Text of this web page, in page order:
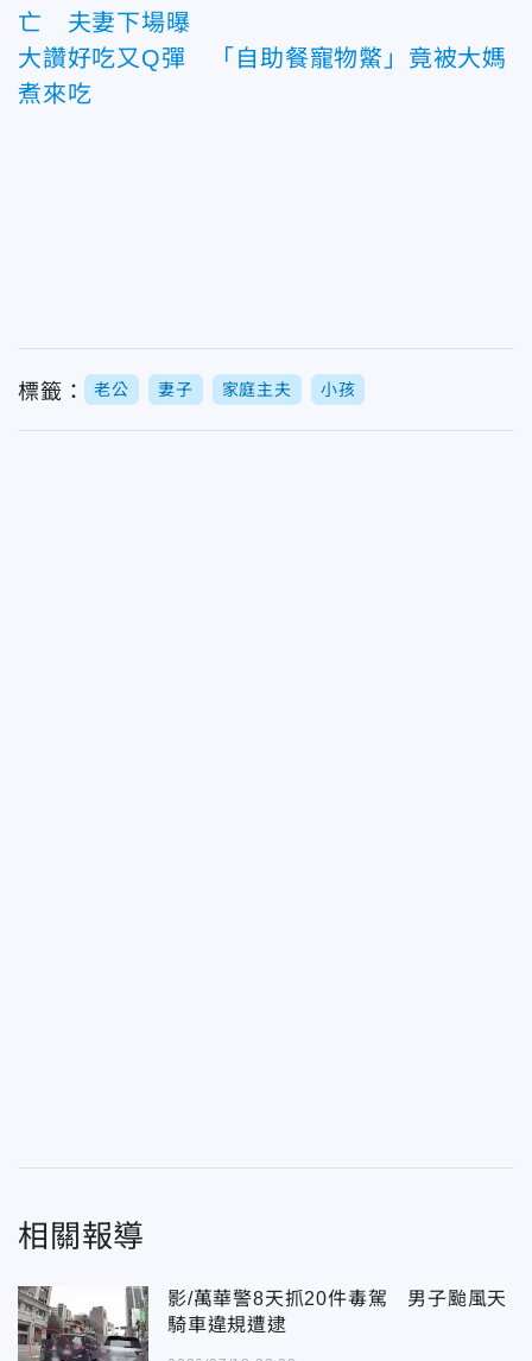
亡 夫妻下場曝
大讚好吃又Q彈 「自助餐寵物鱉」竟被大媽
煮來吃
標籤： 老公 妻子 家庭主夫 小孩
相關報導
影/萬華警8天抓20件毒駕 男子颱風天
騎車違規遭逮